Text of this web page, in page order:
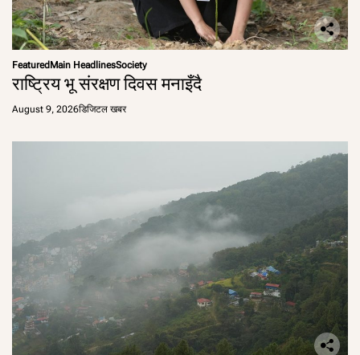
FeaturedMain HeadlinesSociety
राष्ट्रिय भू संरक्षण दिवस मनाइँदै
August 9, 2026डिजिटल खबर